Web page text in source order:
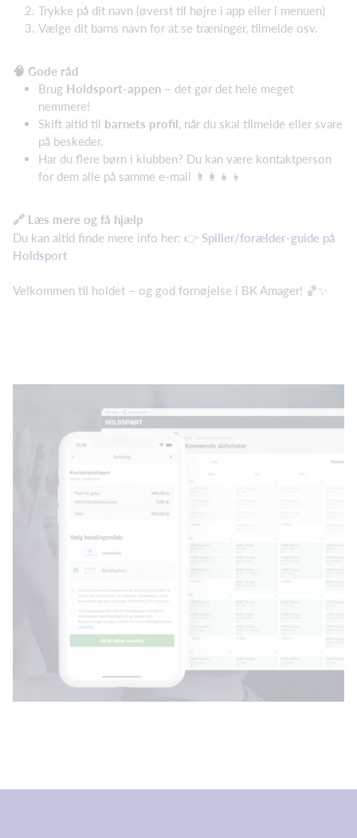
Trykke på dit navn (øverst til højre i app eller i menuen)
Vælge dit barns navn for at se træninger, tilmelde osv.
🧠 Gode råd
Brug Holdsport-appen – det gør det hele meget
nemmere!
Skift altid til barnets profil, når du skal tilmelde eller svare
på beskeder.
Har du flere børn i klubben? Du kan være kontaktperson
for dem alle på samme e-mail 👨‍👩‍👧‍👦
🔗 Læs mere og få hjælp
Du kan altid finde mere info her: 👉 Spiller/forælder-guide på
Holdsport
Velkommen til holdet – og god fornøjelse i BK Amager! 🏀✨